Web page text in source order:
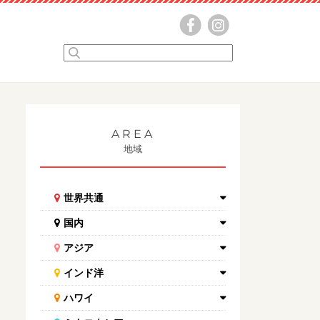
AREA
地域
世界共通
国内
アジア
インド洋
ハワイ